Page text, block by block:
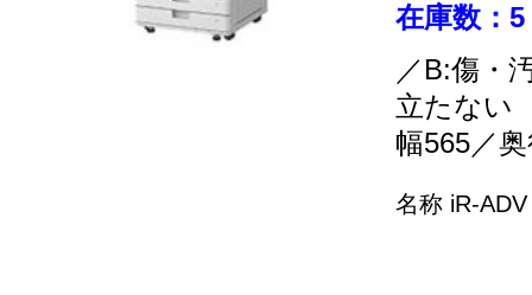
在庫数：5
／B:傷・
立たない
幅565／
名称 iR-